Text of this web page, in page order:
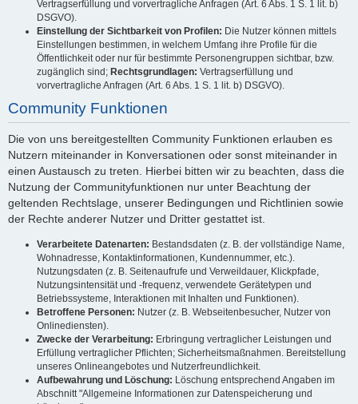
Vertragserfüllung und vorvertragliche Anfragen (Art. 6 Abs. 1 S. 1 lit. b)
DSGVO).
Einstellung der Sichtbarkeit von Profilen: Die Nutzer können mittels
Einstellungen bestimmen, in welchem Umfang ihre Profile für die
Öffentlichkeit oder nur für bestimmte Personengruppen sichtbar, bzw.
zugänglich sind; Rechtsgrundlagen: Vertragserfüllung und
vorvertragliche Anfragen (Art. 6 Abs. 1 S. 1 lit. b) DSGVO).
Community Funktionen
Die von uns bereitgestellten Community Funktionen erlauben es
Nutzern miteinander in Konversationen oder sonst miteinander in
einen Austausch zu treten. Hierbei bitten wir zu beachten, dass die
Nutzung der Communityfunktionen nur unter Beachtung der
geltenden Rechtslage, unserer Bedingungen und Richtlinien sowie
der Rechte anderer Nutzer und Dritter gestattet ist.
Verarbeitete Datenarten: Bestandsdaten (z. B. der vollständige Name,
Wohnadresse, Kontaktinformationen, Kundennummer, etc.).
Nutzungsdaten (z. B. Seitenaufrufe und Verweildauer, Klickpfade,
Nutzungsintensität und -frequenz, verwendete Gerätetypen und
Betriebssysteme, Interaktionen mit Inhalten und Funktionen).
Betroffene Personen: Nutzer (z. B. Webseitenbesucher, Nutzer von
Onlinediensten).
Zwecke der Verarbeitung: Erbringung vertraglicher Leistungen und
Erfüllung vertraglicher Pflichten; Sicherheitsmaßnahmen. Bereitstellung
unseres Onlineangebotes und Nutzerfreundlichkeit.
Aufbewahrung und Löschung: Löschung entsprechend Angaben im
Abschnitt "Allgemeine Informationen zur Datenspeicherung und